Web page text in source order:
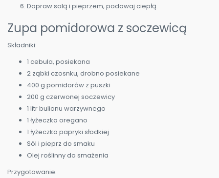
Dopraw solą i pieprzem, podawaj ciepłą.
Zupa pomidorowa z soczewicą
Składniki:
1 cebula, posiekana
2 ząbki czosnku, drobno posiekane
400 g pomidorów z puszki
200 g czerwonej soczewicy
1 litr bulionu warzywnego
1 łyżeczka oregano
1 łyżeczka papryki słodkiej
Sól i pieprz do smaku
Olej roślinny do smażenia
Przygotowanie: